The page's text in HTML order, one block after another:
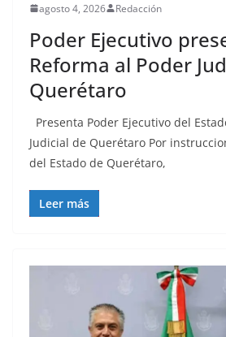
agosto 4, 2026 Redacción
Poder Ejecutivo
Reforma al Poder
Querétaro
Presenta Poder Ejecutivo del
Judicial de Querétaro Por
del Estado de Querétaro,
Leer más